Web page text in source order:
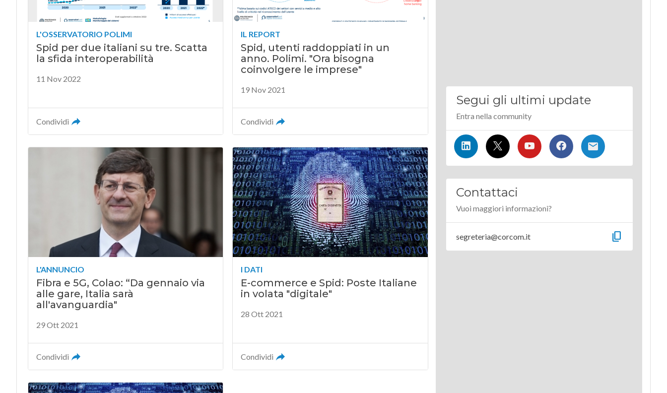
L'OSSERVATORIO POLIMI
Spid per due italiani su tre. Scatta
la sfida interoperabilità
11 Nov 2022
Condividi
IL REPORT
Spid, utenti raddoppiati in un
anno. Polimi. "Ora bisogna
coinvolgere le imprese"
19 Nov 2021
Condividi
L'ANNUNCIO
Fibra e 5G, Colao: “Da gennaio via
alle gare, Italia sarà
all'avanguardia"
29 Ott 2021
Condividi
I DATI
E-commerce e Spid: Poste Italiane
in volata "digitale"
28 Ott 2021
Condividi
Segui gli ultimi update
Entra nella community
Contattaci
Vuoi maggiori informazioni?
segreteria@corcom.it content_copy